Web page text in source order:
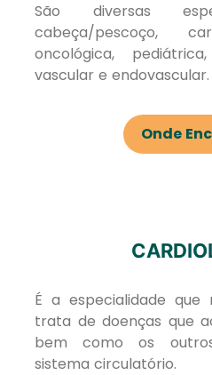
São diversas
cabeça/pescoço,
oncológica,
vascular e endovascular.
Onde
É a especialidade que
trata de doenças que
bem como os
sistema circulatório.